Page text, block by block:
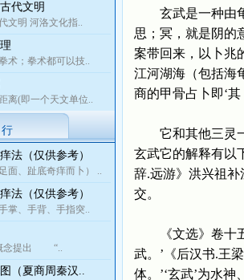
代文明
文明 河洛文化指..
；拳术都可以技..
离(即一个天文单位..
法（仅供参考）
、趾底奇痒而卜） ..
法（仅供参考）
、手背、手指突..
念提出 “..
（夏商周秦汉..
玄武是一种由龟
思；冥，就是阴的
案带回来，以卜兆
江河湖海（包括海
商的甲骨占卜即‘
它和其他三灵一
玄武它的解释有以
辞.远游》洪兴祖补
交。
《文选》卷十五
武。’《后汉书.王
体。’‘玄武’为水